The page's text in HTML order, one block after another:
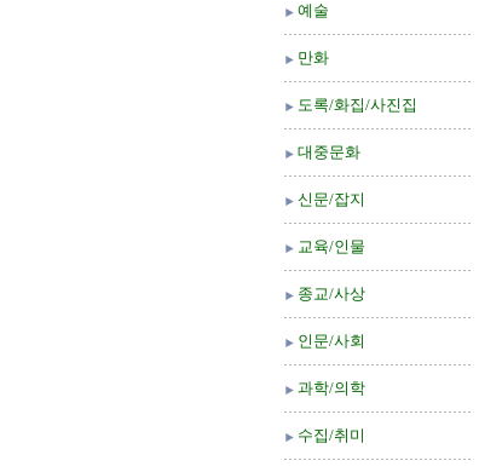
예술
만화
도록/화집/사진집
대중문화
신문/잡지
교육/인물
종교/사상
인문/사회
과학/의학
수집/취미